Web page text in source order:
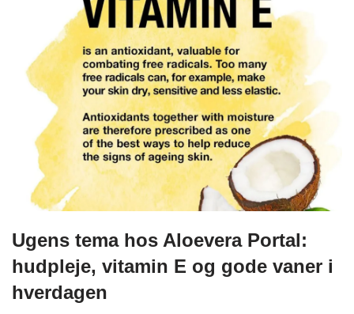
Ugens tema hos Aloevera Portal:
hudpleje, vitamin E og gode vaner i
hverdagen